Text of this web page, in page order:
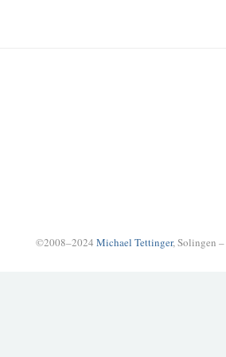
©2008–2024 Michael Tettinger, Solingen –